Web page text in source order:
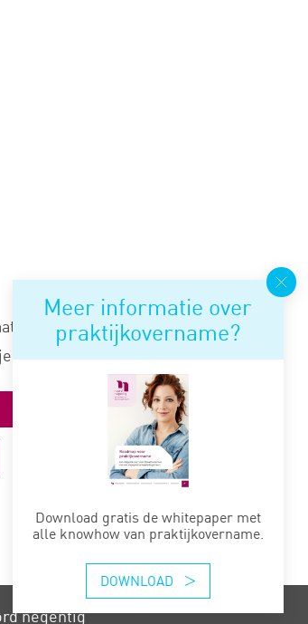
Meer informatie over
praktijkovername?
Download gratis de whitepaper met
alle knowhow van praktijkovername.
DOWNLOAD
je nummer
snel terug.
negentig